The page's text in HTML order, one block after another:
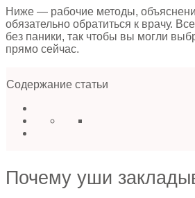
Ниже — рабочие методы,
обязательно обратиться к врачу.
без паники, так чтобы вы могли
прямо сейчас.
Содержание статьи
Почему уши